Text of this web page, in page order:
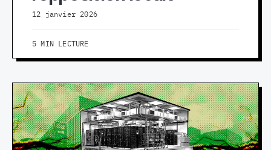
12 janvier 2026
5 MIN LECTURE